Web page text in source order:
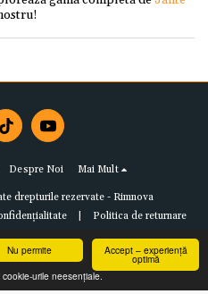
Accept – experiență
optimă
Nu permite
urile neesențiale.
Despre Noi Mai Mult
drepturile rezervate - Rimnova
| Politica de returnare